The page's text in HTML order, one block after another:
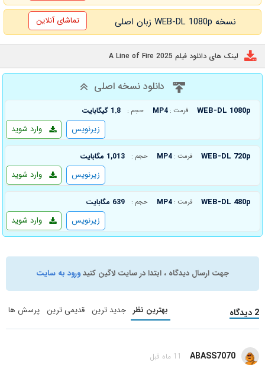
نسخه WEB-DL 1080p زبان اصلی تماشای آنلاین
لینک های دانلود فیلم A Line of Fire 2025
دانلود نسخه اصلی
WEB-DL 1080p فرمت : MP4 حجم : 1.8 گیگابایت
وارد شوید زیرنویس
WEB-DL 720p فرمت : MP4 حجم : 1,013 مگابایت
وارد شوید زیرنویس
WEB-DL 480p فرمت : MP4 حجم : 639 مگابایت
وارد شوید زیرنویس
جهت ارسال دیدگاه ، ابتدا در سایت لاگین کنیدورود به سایت
2 دیدگاه بهترین نظر جدید ترین قدیمی ترین پرسش ها
ABASS7070 11 ماه قبل